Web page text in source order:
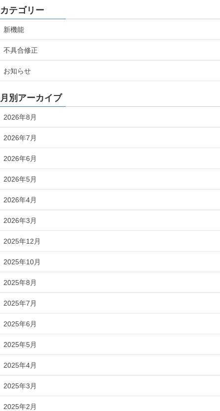
カテゴリー
新機能
不具合修正
お知らせ
月別アーカイブ
2026年8月
2026年7月
2026年6月
2026年5月
2026年4月
2026年3月
2025年12月
2025年10月
2025年8月
2025年7月
2025年6月
2025年5月
2025年4月
2025年3月
2025年2月